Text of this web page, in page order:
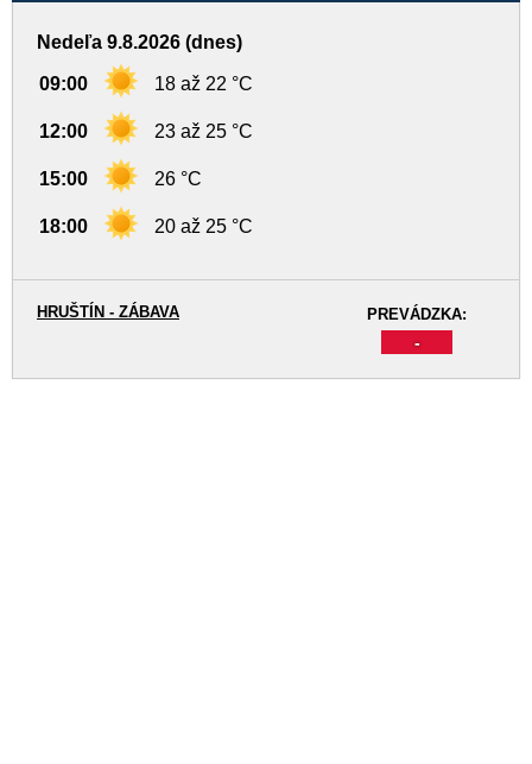
Nedeľa 9.8.2026 (dnes)
09:00 18 až 22 °C
12:00 23 až 25 °C
15:00 26 °C
18:00 20 až 25 °C
PREVÁDZKA:
-
HRUŠTÍN - ZÁBAVA